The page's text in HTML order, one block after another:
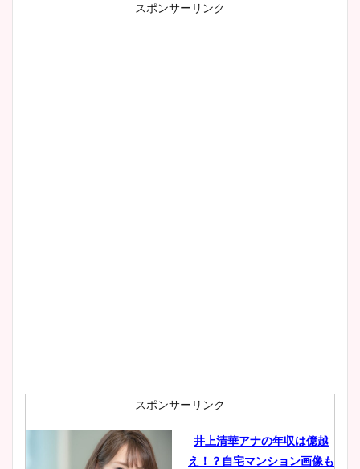
スポンサーリンク
スポンサーリンク
井上清華アナの年収は億越
え！？自宅マンション画像も